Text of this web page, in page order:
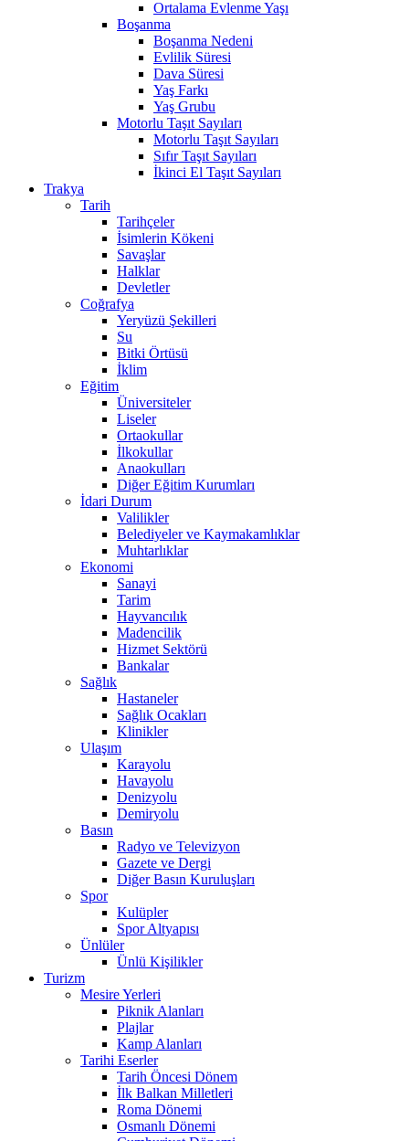
Ortalama Evlenme Yaşı
Boşanma
Boşanma Nedeni
Evlilik Süresi
Dava Süresi
Yaş Farkı
Yaş Grubu
Motorlu Taşıt Sayıları
Motorlu Taşıt Sayıları
Sıfır Taşıt Sayıları
İkinci El Taşıt Sayıları
Trakya
Tarih
Tarihçeler
İsimlerin Kökeni
Savaşlar
Halklar
Devletler
Coğrafya
Yeryüzü Şekilleri
Su
Bitki Örtüsü
İklim
Eğitim
Üniversiteler
Liseler
Ortaokullar
İlkokullar
Anaokulları
Diğer Eğitim Kurumları
İdari Durum
Valilikler
Belediyeler ve Kaymakamlıklar
Muhtarlıklar
Ekonomi
Sanayi
Tarim
Hayvancılık
Madencilik
Hizmet Sektörü
Bankalar
Sağlık
Hastaneler
Sağlık Ocakları
Klinikler
Ulaşım
Karayolu
Havayolu
Denizyolu
Demiryolu
Basın
Radyo ve Televizyon
Gazete ve Dergi
Diğer Basın Kuruluşları
Spor
Kulüpler
Spor Altyapısı
Ünlüler
Ünlü Kişilikler
Turizm
Mesire Yerleri
Piknik Alanları
Plajlar
Kamp Alanları
Tarihi Eserler
Tarih Öncesi Dönem
İlk Balkan Milletleri
Roma Dönemi
Osmanlı Dönemi